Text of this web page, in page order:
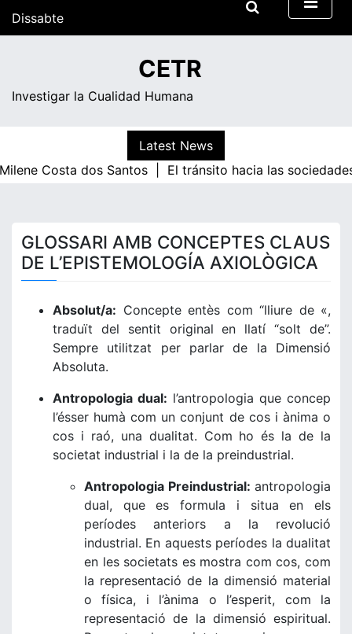
Dissabte
CETR
Investigar la Cualidad Humana
Latest News
Costa dos Santos |El tránsito hacia las sociedades
GLOSSARI AMB CONCEPTES CLAUS
DE L’EPISTEMOLOGÍA AXIOLÒGICA
Absolut/a: Concepte entès com “lliure de «,
traduït del sentit original en llatí “solt de”.
Sempre utilitzat per parlar de la Dimensió
Absoluta.
Antropologia dual: l’antropologia que concep
l’ésser humà com un conjunt de cos i ànima o
cos i raó, una dualitat. Com ho és la de la
societat industrial i la de la preindustrial.
Antropologia Preindustrial: antropologia
dual, que es formula i situa en els
períodes anteriors a la revolució
industrial. En aquests períodes la dualitat
en les societats es mostra com cos, com
la representació de la dimensió material
o física, i l’ànima o l’esperit, com la
representació de la dimensió espiritual.